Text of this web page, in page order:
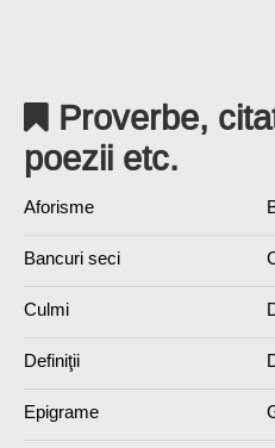
Proverbe,
poezii etc.
Aforisme
Bancuri seci
Culmi
Definiţii
Epigrame